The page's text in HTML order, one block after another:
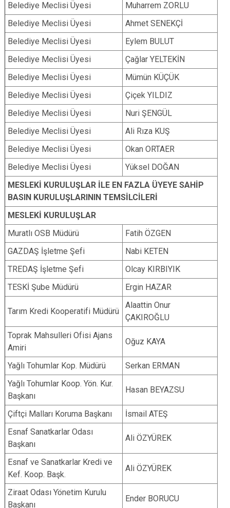
Belediye Meclisi Üyesi
Muharrem ZORLU
Belediye Meclisi Üyesi
Ahmet SENEKÇİ
Belediye Meclisi Üyesi
Eylem BULUT
Belediye Meclisi Üyesi
Çağlar YELTEKİN
Belediye Meclisi Üyesi
Mümün KÜÇÜK
Belediye Meclisi Üyesi
Çiçek YILDIZ
Belediye Meclisi Üyesi
Nuri ŞENGÜL
Belediye Meclisi Üyesi
Ali Rıza KUŞ
Belediye Meclisi Üyesi
Okan ORTAER
Belediye Meclisi Üyesi
Yüksel DOĞAN
MESLEKİ KURULUŞLAR İLE EN FAZLA ÜYEYE SAHİP
BASIN KURULUŞLARININ TEMSİLCİLERİ
MESLEKİ KURULUŞLAR
Muratlı OSB Müdürü
Fatih ÖZGEN
GAZDAŞ İşletme Şefi
Nabi KETEN
TREDAŞ İşletme Şefi
Olcay KIRBIYIK
TESKİ Şube Müdürü
Ergin HAZAR
Tarım Kredi Kooperatifi Müdürü
Alaattin Onur
ÇAKIROĞLU
Toprak Mahsulleri Ofisi Ajans
Amiri
Oğuz KAYA
Yağlı Tohumlar Kop. Müdürü
Serkan ERMAN
Yağlı Tohumlar Koop. Yön. Kur.
Başkanı
Hasan BEYAZSU
Çiftçi Malları Koruma Başkanı
İsmail ATEŞ
Esnaf Sanatkarlar Odası
Başkanı
Ali ÖZYÜREK
Esnaf ve Sanatkarlar Kredi ve
Kef. Koop. Başk.
Ali ÖZYÜREK
Ziraat Odası Yönetim Kurulu
Başkanı
Ender BORUCU